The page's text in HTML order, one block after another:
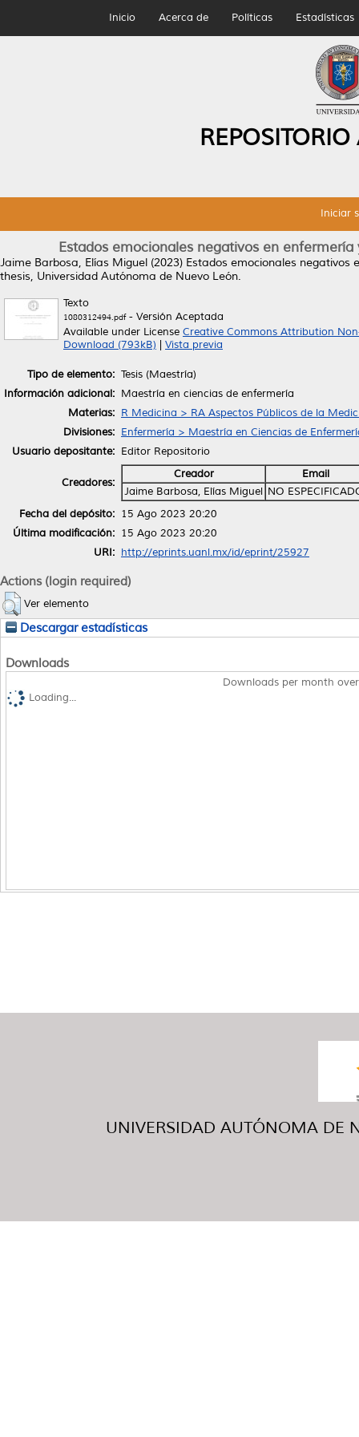
Inicio Acerca de Políticas Estadísticas
Iniciar
Estados emocionales negativos en
Jaime Barbosa, Elías Miguel (2023) Estados emocionales negativos
thesis, Universidad Autónoma de Nuevo León.
Texto
1080312494.pdf- Versión Aceptada
Available under License Creative Commons Attribution
Download (793kB)
Vista previa
Tipo de elemento: Tesis (Maestría)
Información adicional: Maestría en ciencias de enfermería
Materias: R Medicina > RA Aspectos Públicos de la
Divisiones: Enfermería > Maestría en Ciencias de
Usuario depositante: Editor Repositorio
Creadores:
Creador
Email
Jaime Barbosa, Elías Miguel NO
Fecha del depósito: 15 Ago 2023 20:20
Última modificación: 15 Ago 2023 20:20
URI: http://eprints.uanl.mx/id/eprint/25927
Actions (login required)
Ver elemento
Descargar estadísticas
Downloads
Downloads per month
Loading...
UNIVERSIDAD AUTÓNOMA DE